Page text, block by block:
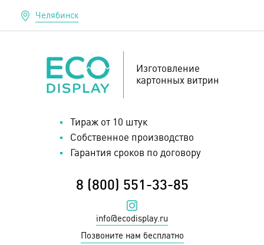
Челябинск
Изготовление
картонных витрин
Тираж от 10 штук
Собственное производство
Гарантия сроков по договору
8 (800) 551-33-85
Наш инстаграм
info@ecodisplay.ru
Позвоните нам бесплатно